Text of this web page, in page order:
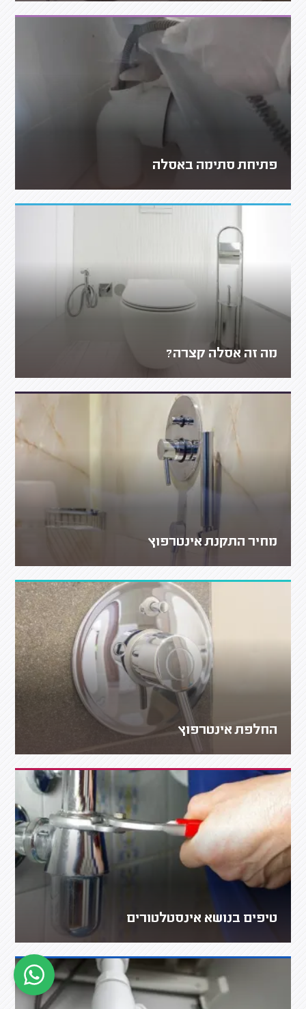
פתיחת סתימה באסלה
מה זה אסלה קצרה?
מחיר התקנת אינטרפוץ
החלפת אינטרפוץ
טיפים בנושא אינסטלטורים